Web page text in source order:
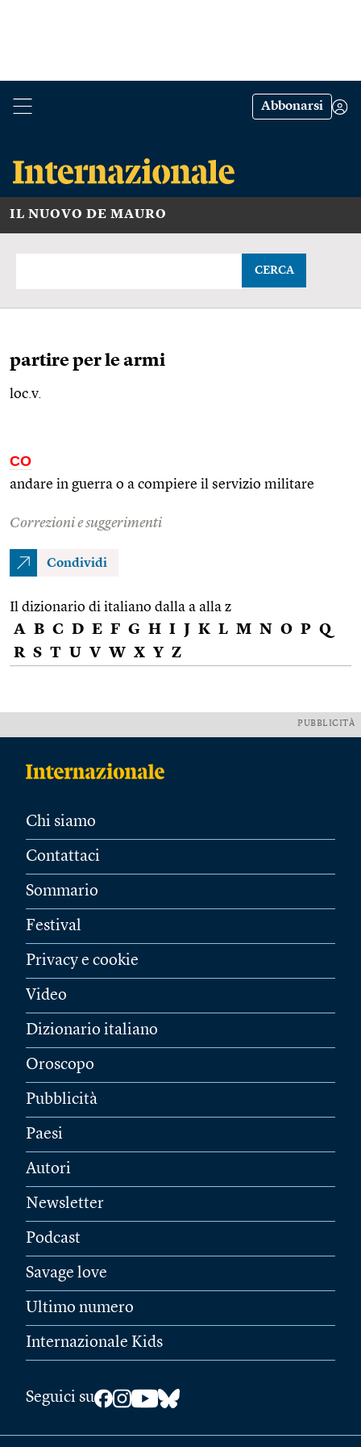
Abbonarsi
IL NUOVO DE MAURO
CERCA
partire per le armi
loc.v.
CO
andare in guerra o a compiere il servizio militare
Correzioni e suggerimenti
Condividi
Il dizionario di italiano dalla a alla z
A B C D E F G H I J K L M N O P Q
R S T U V W X Y Z
PUBBLICITÀ
Chi siamo
Contattaci
Sommario
Festival
Privacy e cookie
Video
Dizionario italiano
Oroscopo
Pubblicità
Paesi
Autori
Newsletter
Podcast
Savage love
Ultimo numero
Internazionale Kids
Seguici su